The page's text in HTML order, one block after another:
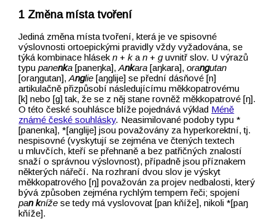
Změna místa tvoření
Jediná změna místa tvoření, která je ve spisovné
výslovnosti ortoepickými pravidly vždy vyžadována, se
týká kombinace hlásekn +k an +guvnitř slov. U výrazů
typupanenka [paneŋka],Ankara [aŋkara],orangutan
[oraŋgutan],Anglie [aŋglije] se přední dásňové [n]
artikulačně přizpůsobí následujícímu měkkopatrovému
[k] nebo [g] tak, že se z něj stane rovněž měkkopatrové [ŋ].
O této české souhlásce blíže pojednává výklad Méně
známé české souhlásky. Neasimilované podoby typu *
[panenka], *[anglije] jsou považovány za hyperkorektní, tj.
nespisovné (vyskytují se zejména ve čtených textech
u mluvčích, kteří se přehnaně a bez patřičných znalostí
snaží o správnou výslovnost), případně jsou příznakem
některých nářečí. Na rozhraní dvou slov je výskyt
měkkopatrového [ŋ] považován za projev nedbalosti, který
bývá způsoben zejména rychlým tempem řeči; spojení
pan kníže se tedy má vyslovovat [pan kňíže], nikoli *[paŋ
kňíže].